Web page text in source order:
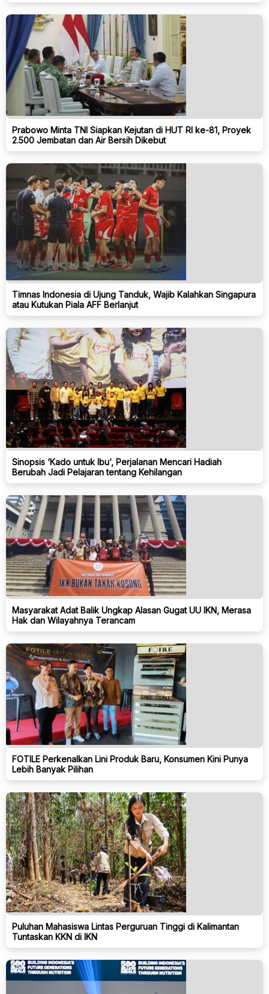
Prabowo Minta TNI Siapkan Kejutan di HUT RI ke-81, Proyek
2.500 Jembatan dan Air Bersih Dikebut
Timnas Indonesia di Ujung Tanduk, Wajib Kalahkan Singapura
atau Kutukan Piala AFF Berlanjut
Sinopsis ‘Kado untuk Ibu’, Perjalanan Mencari Hadiah
Berubah Jadi Pelajaran tentang Kehilangan
Masyarakat Adat Balik Ungkap Alasan Gugat UU IKN, Merasa
Hak dan Wilayahnya Terancam
FOTILE Perkenalkan Lini Produk Baru, Konsumen Kini Punya
Lebih Banyak Pilihan
Puluhan Mahasiswa Lintas Perguruan Tinggi di Kalimantan
Tuntaskan KKN di IKN